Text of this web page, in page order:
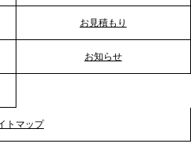
ング」で、社内コミュニケ
お見積もり
お知らせ
トマップ